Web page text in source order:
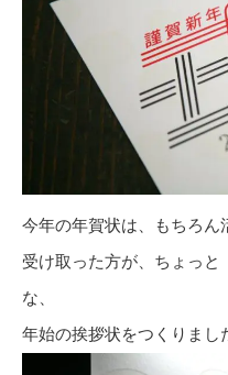
今年の年賀状は、もちろん
受け取った方が、ちょっと
な、
年始の挨拶状をつくりまし